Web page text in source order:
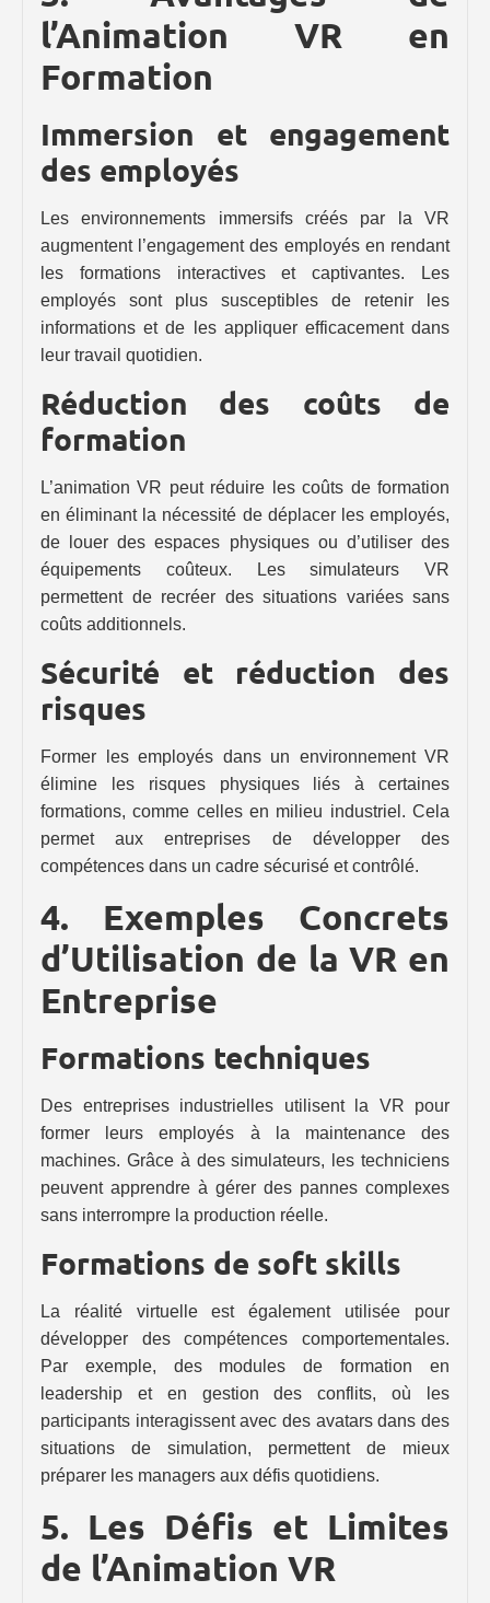
l’Animation VR en
Formation
Immersion et engagement
des employés
Les environnements immersifs créés par la VR
augmentent l’engagement des employés en rendant
les formations interactives et captivantes. Les
employés sont plus susceptibles de retenir les
informations et de les appliquer efficacement dans
leur travail quotidien.
Réduction des coûts de
formation
L’animation VR peut réduire les coûts de formation
en éliminant la nécessité de déplacer les employés,
de louer des espaces physiques ou d’utiliser des
équipements coûteux. Les simulateurs VR
permettent de recréer des situations variées sans
coûts additionnels.
Sécurité et réduction des
risques
Former les employés dans un environnement VR
élimine les risques physiques liés à certaines
formations, comme celles en milieu industriel. Cela
permet aux entreprises de développer des
compétences dans un cadre sécurisé et contrôlé.
4. Exemples Concrets
d’Utilisation de la VR en
Entreprise
Formations techniques
Des entreprises industrielles utilisent la VR pour
former leurs employés à la maintenance des
machines. Grâce à des simulateurs, les techniciens
peuvent apprendre à gérer des pannes complexes
sans interrompre la production réelle.
Formations de soft skills
La réalité virtuelle est également utilisée pour
développer des compétences comportementales.
Par exemple, des modules de formation en
leadership et en gestion des conflits, où les
participants interagissent avec des avatars dans des
situations de simulation, permettent de mieux
préparer les managers aux défis quotidiens.
5. Les Défis et Limites
de l’Animation VR